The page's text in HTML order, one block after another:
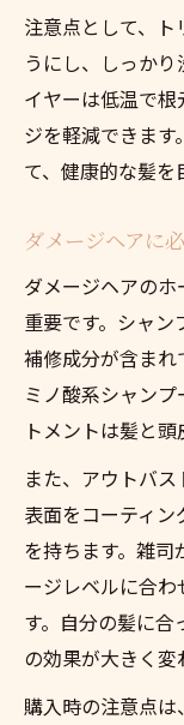
注意点として、
うにし、しっか
イヤーは低温で
ジを軽減できま
て、健康的な髪を
ダメージヘアに
ダメージヘアの
重要です。シャ
補修成分が含ま
ミノ酸系シャン
トメントは髪と
また、アウトバ
表面をコーティ
を持ちます。雑
ージレベルに合
す。自分の髪に
の効果が大きく変
購入時の注意点